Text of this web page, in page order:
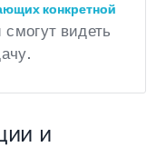
конкретной
видеть
и